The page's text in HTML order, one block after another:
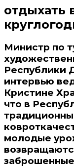
отдыхать
Министр по
Республики
интервью
Кристине
что в
молодые